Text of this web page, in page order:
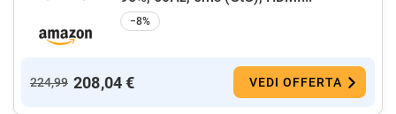
−8%
224,99 208,04 € VEDI OFFERTA